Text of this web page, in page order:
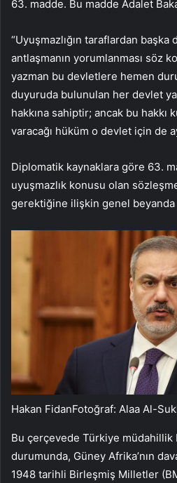
63. madde. Bu madde Adalet
“Uyuşmazlığın taraflardan başka
antlaşmanın yorumlanması söz
yazman bu devletlere hemen
duyuruda bulunulan her devlet
hakkına sahiptir; ancak bu hakkı
varacağı hüküm o devlet için de
Diplomatik kaynaklara göre 63.
uyuşmazlık konusu olan
gerektiğine ilişkin genel beyanda
Hakan FidanFotoğraf: Alaa Al-
Bu çerçevede Türkiye
durumunda, Güney Afrika’nın
1948 tarihli Birleşmiş Milletler